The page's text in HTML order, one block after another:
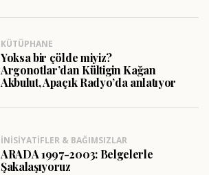
KÜTÜPHANE
Yoksa bir çölde miyiz?
Argonotlar’dan Kültigin Kağan
Akbulut, Apaçık Radyo’da anlatıyor
İNISIYATIFLER & BAĞIMSIZLAR
ARADA 1997-2003: Belgelerle
Şakalaşıyoruz